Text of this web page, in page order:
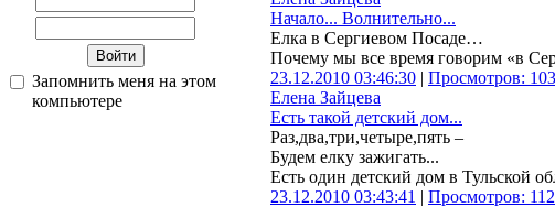
Запомнить меня на этом
компьютере
Начало... Волнительно...
Елка в Сергиевом Посаде…
Почему мы все время говорим «в
23.12.2010 03:46:30 | Просмотров:
Елена Зайцева
Есть такой детский дом...
Раз,два,три,четыре,пять –
Будем елку зажигать...
Есть один детский дом в Тульской
23.12.2010 03:43:41 | Просмотров: